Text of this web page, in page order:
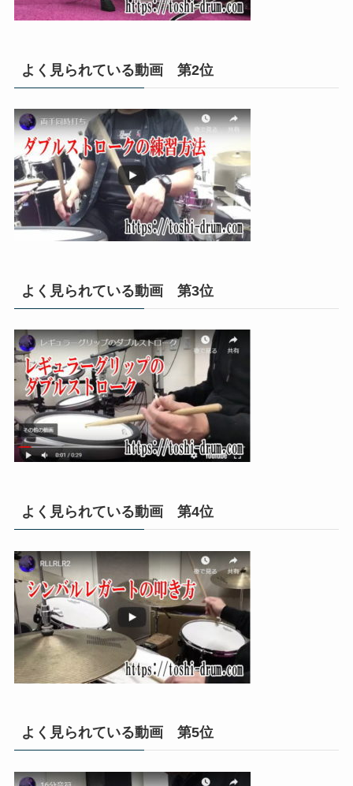
よく見られている動画 第2位
よく見られている動画 第3位
よく見られている動画 第4位
よく見られている動画 第5位